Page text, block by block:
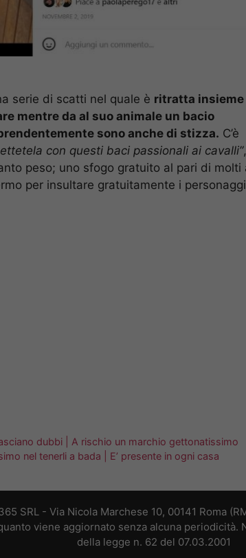
serie di scatti nel quale è ritratta insieme
mentre da al suo animale un bacio
sono anche di stizza. C’è
con questi baci passionali ai cavalli”
peso; uno sfogo gratuito al pari di molti
per insultare gratuitamente i personaggi
dubbi | A rischio un marchio gettonatissimo
nel tenerli a bada | E’ presente in ogni casa
SRL - Via Nicola Marchese 10, 00141 Roma
viene aggiornato senza alcuna
della legge n. 62 del 07.03.2001